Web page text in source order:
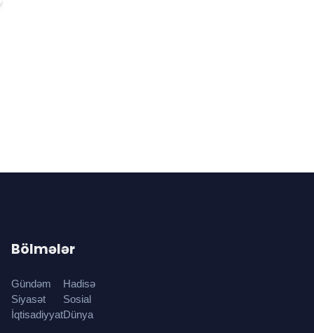
Bölmələr
Gündəm
Siyasət
İqtisadiyyat
Hadisə
Sosial
Dünya